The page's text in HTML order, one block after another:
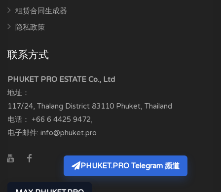
租赁合同生成器
隐私政策
联系方式
PHUKET PRO ESTATE Co., Ltd
地址：
117/24, Thalang District 83110 Phuket, Thailand
电话： +66 6 4425 9472,
电子邮件: info@phuket.pro
PHUKET.PRO Telegram 频道